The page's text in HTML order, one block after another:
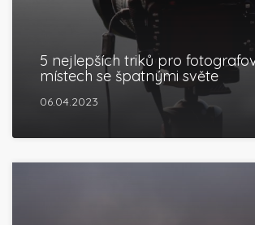
5 nejlepších triků pro
místech se špatnými světe
06.04.2023